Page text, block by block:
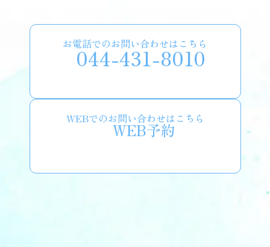
です。また、一度ホワイトニングをすると、
その白さを維持するためにはメンテナンスが
必要になります。どのようなメンテナンスが
どの程度必要なのか、歯科医院により異なり
【ホワイトニングを避けた方が良い
の差が目立つようになってしまうことがあり
お電話でのお問い合わせはこちら
044-431-8010
WEBでのお問い合わせはこちら
WEB予約